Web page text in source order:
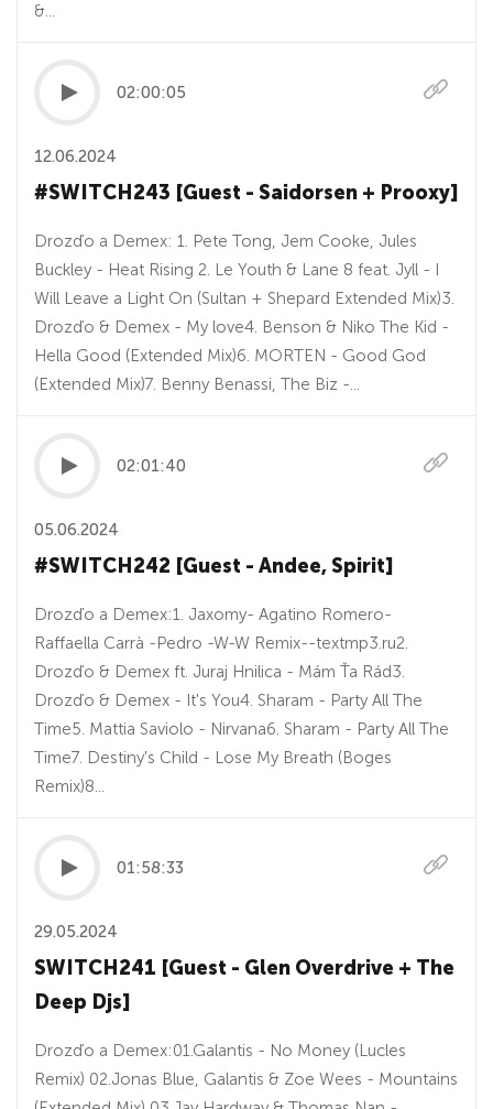
&...
02:00:05
12.06.2024
#SWITCH243 [Guest - Saidorsen + Prooxy]
Drozďo a Demex: 1. Pete Tong, Jem Cooke, Jules
Buckley - Heat Rising 2. Le Youth & Lane 8 feat. Jyll - I
Will Leave a Light On (Sultan + Shepard Extended Mix)3.
Drozďo & Demex - My love4. Benson & Niko The Kid -
Hella Good (Extended Mix)6. MORTEN - Good God
(Extended Mix)7. Benny Benassi, The Biz -...
02:01:40
05.06.2024
#SWITCH242 [Guest - Andee, Spirit]
Drozďo a Demex:1. Jaxomy- Agatino Romero-
Raffaella Carrà -Pedro -W-W Remix--textmp3.ru2.
Drozďo & Demex ft. Juraj Hnilica - Mám Ťa Rád3.
Drozďo & Demex - It's You4. Sharam - Party All The
Time5. Mattia Saviolo - Nirvana6. Sharam - Party All The
Time7. Destiny's Child - Lose My Breath (Boges
Remix)8...
01:58:33
29.05.2024
SWITCH241 [Guest - Glen Overdrive + The
Deep Djs]
Drozďo a Demex:01.Galantis - No Money (Lucles
Remix) 02.Jonas Blue, Galantis & Zoe Wees - Mountains